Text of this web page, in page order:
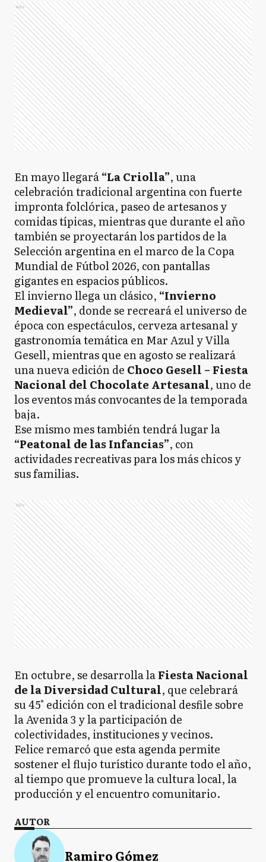
Ads
En mayo llegará“La Criolla”, una
celebración tradicional argentina con fuerte
impronta folclórica, paseo de artesanos y
comidas típicas, mientras que durante el año
también se proyectarán los partidos de la
Selección argentina en el marco de la Copa
Mundial de Fútbol 2026, con pantallas
gigantes en espacios públicos.
El invierno llega un clásico, “Invierno
Medieval”, donde se recreará el universo de
época con espectáculos, cerveza artesanal y
gastronomía temática en Mar Azul y Villa
Gesell, mientras que en agosto se realizará
una nueva edición de Choco Gesell – Fiesta
Nacional del Chocolate Artesanal, uno de
los eventos más convocantes de la temporada
baja.
Ese mismo mes también tendrá lugar la
“Peatonal de las Infancias”, con
actividades recreativas para los más chicos y
sus familias.
Ads
En octubre, se desarrolla laFiesta Nacional
de la Diversidad Cultural, que celebrará
su 45° edición con el tradicional desfile sobre
la Avenida 3 y la participación de
colectividades, instituciones y vecinos.
Felice remarcó que esta agenda permite
sostener el flujo turístico durante todo el año,
al tiempo que promueve la cultura local, la
producción y el encuentro comunitario.
AUTOR
Ramiro Gómez